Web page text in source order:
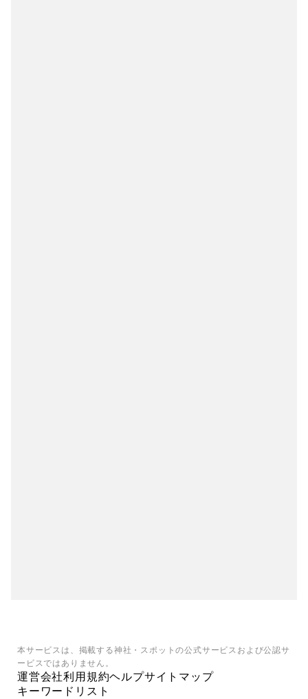
本サービスは、掲載する神社・スポットの公式サービスおよび公認サ
ービスではありません。
運営会社利用規約ヘルプサイトマップ
キーワードリスト